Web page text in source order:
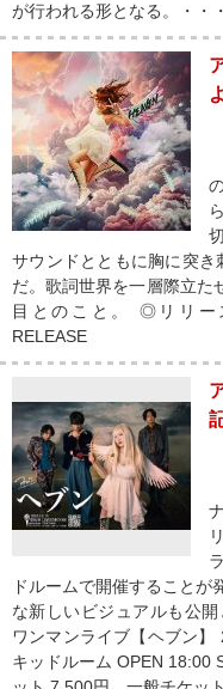
が行われる形となる。・・・
サウンドとともに胸に突き
だ。歌詞世界を一層際立た
目とのこと。 ◎リリー
RELEASE
ドルームで開催すること
な新しいビジュアルも公
ワンマンライブ【ヘブン
キッドルーム OPEN 18:00